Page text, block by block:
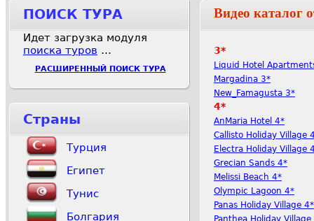
Видео каталог
3*
Liquid Hotel
Margadina 3*
New_Famagusta 3*
4*
AnMaria Hotel 4*
Callisto Holiday Village
Electra Holiday Village
Grecian Sands 4*
Melissi Beach 4*
Olympic Lagoon 4*
Panas Holiday Village 4*
Panthea Holiday
ПОИСК ТУРА
Идет загрузка модуля
поиска туров …
РАСШИРЕННЫЙ ПОИСК ТУРА
Страны
Турция
Египет
Тунис
Болгария